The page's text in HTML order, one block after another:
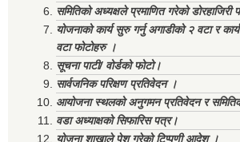
समितिको अध्यक्षले प्रमाणित गरेको डोरहाजिरी
योजनाको कार्य सुरु गर्नु अगाडीको २ वटा र
वटा फोटोहरु ।
सूचना पाटी/ वोर्डको फोटो।
सार्वजनिक परिक्षण प्रतिवेदन ।
आयोजना स्थलको अनुगमन प्रतिवेदन र
वडा अध्याक्षको सिफारिस पत्र।
योजना शाखाले पेश गरेको टिप्पणी आदेश ।